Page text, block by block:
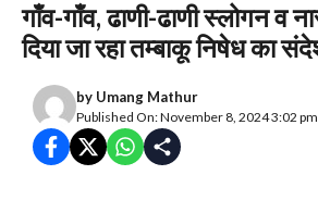
गाँव-गाँव, ढाणी-ढाणी स्लोगन व
दिया जा रहा तम्बाकू निषेध का
by Umang Mathur
Published On: November 8, 2024 3:02 pm